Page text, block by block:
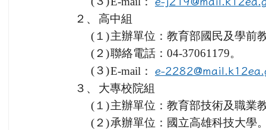
２、 高中組
(１)主辦單位：教育部國民及學前
(２)聯絡電話：04-37061179。
(３)E-mail： e-
３、
大專校院組
(１)主辦單位：教育部技術及職業
(２)承辦單位：國立高雄科技大學